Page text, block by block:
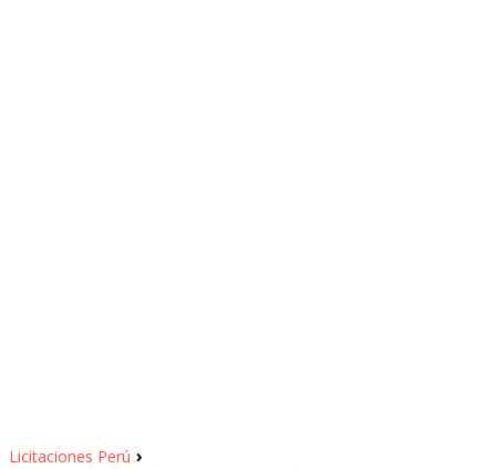
Licitaciones Perú ›